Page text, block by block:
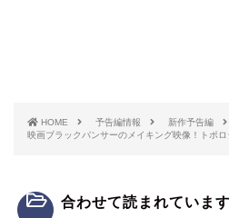
HOME 予告編情報
新作予告編
映画ブラックパンサーのメイキング映像！トポロ
合わせて読まれています